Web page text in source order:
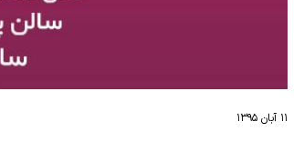
۱۱ آبان ۱۳۹۵